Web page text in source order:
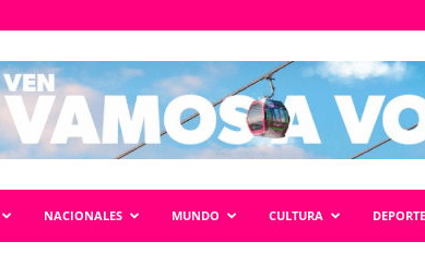
NACIONALES MUNDO CULTURA